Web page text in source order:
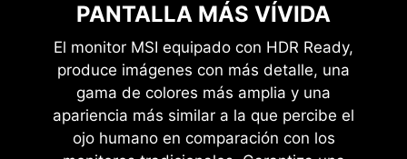
PANTALLA MÁS VÍVIDA
El monitor MSI equipado con HDR Ready,
produce imágenes con más detalle, una
gama de colores más amplia y una
apariencia más similar a la que percibe el
ojo humano en comparación con los